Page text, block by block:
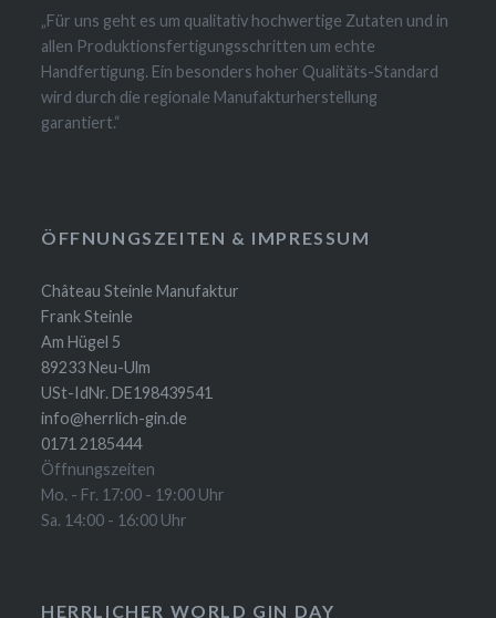
„Für uns geht es um qualitativ hochwertige Zutaten und in
allen Produktionsfertigungsschritten um echte
Handfertigung. Ein besonders hoher Qualitäts-Standard
wird durch die regionale Manufakturherstellung
garantiert.“
ÖFFNUNGSZEITEN & IMPRESSUM
Château Steinle Manufaktur
Frank Steinle
Am Hügel 5
89233 Neu-Ulm
USt-IdNr. DE198439541
info@herrlich-gin.de
0171 2185444
Öffnungszeiten
Mo. - Fr. 17:00 - 19:00 Uhr
Sa. 14:00 - 16:00 Uhr
HERRLICHER WORLD GIN DAY